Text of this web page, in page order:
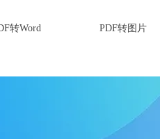
转Word PDF转图片